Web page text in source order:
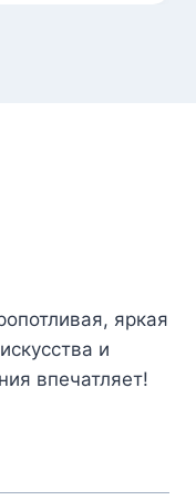
яркая
и
впечатляет!